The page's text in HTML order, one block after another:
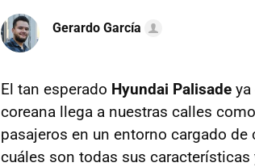
Gerardo García
El tan esperado Hyundai Palisade ya
coreana llega a nuestras calles
pasajeros en un entorno cargado
cuáles son todas sus características